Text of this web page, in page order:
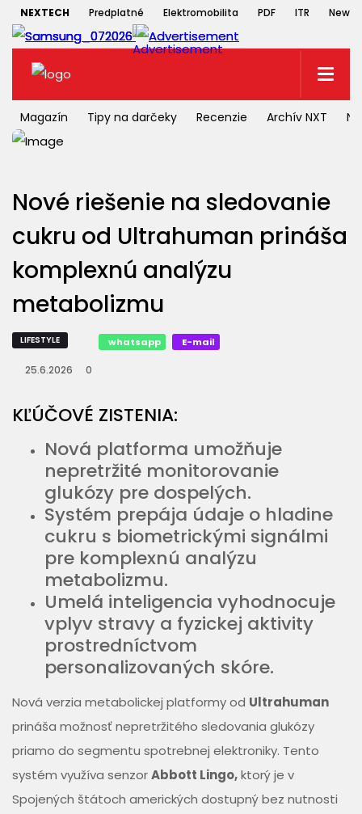
NEXTECH Predplatné Elektromobilita PDF ITR
Magazín Tipy na darčeky Recenzie Archív NXT
Nové riešenie na sledovanie
cukru od Ultrahuman prináša
komplexnú analýzu
metabolizmu
LIFESTYLE whatsapp E-mail
25.6.2026 0
KĽÚČOVÉ ZISTENIA:
Nová platforma umožňuje
nepretržité monitorovanie
glukózy pre dospelých.
Systém prepája údaje o hladine
cukru s biometrickými signálmi
pre komplexnú analýzu
metabolizmu.
Umelá inteligencia vyhodnocuje
vplyv stravy a fyzickej aktivity
prostredníctvom
personalizovaných skóre.
Nová verzia metabolickej platformy od Ultrahuman
prináša možnosť nepretržitého sledovania glukózy
priamo do segmentu spotrebnej elektroniky. Tento
systém využíva senzorAbbott Lingo,ktorý je v
Spojených štátoch amerických dostupný bez nutnosti